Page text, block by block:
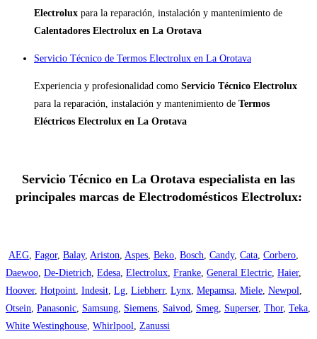
Electrolux para la reparación, instalación y mantenimiento de
Calentadores Electrolux en La Orotava
Servicio Técnico de Termos Electrolux en La Orotava
Experiencia y profesionalidad como Servicio Técnico Electrolux
para la reparación, instalación y mantenimiento de Termos
Eléctricos Electrolux en La Orotava
Servicio Técnico en La Orotava especialista en las
principales marcas de Electrodomésticos Electrolux:
AEG, Fagor, Balay, Ariston, Aspes, Beko, Bosch, Candy, Cata, Corbero,
Daewoo, De-Dietrich, Edesa, Electrolux, Franke, General Electric, Haier,
Hoover, Hotpoint, Indesit, Lg, Liebherr, Lynx, Mepamsa, Miele, Newpol,
Otsein, Panasonic, Samsung, Siemens, Saivod, Smeg, Superser, Thor, Teka,
White Westinghouse, Whirlpool, Zanussi